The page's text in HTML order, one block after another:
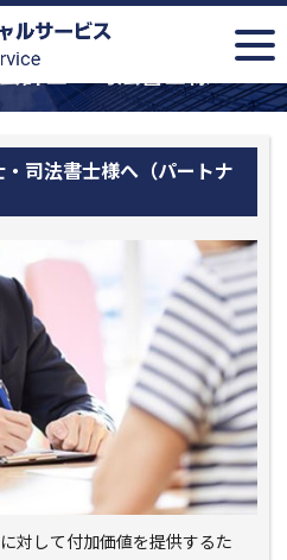
計士・司法書士様へ
司法書士様へ（パートナ
対して付加価値を提供するた